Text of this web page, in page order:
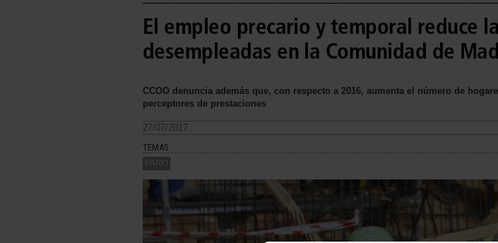
El empleo precario y temporal reduce
desempleadas en la Comunidad de
CCOO denuncia además que, con respecto a 2016, aumenta el número de
perceptores de prestaciones
27/07/2017.
TEMAS
PARO